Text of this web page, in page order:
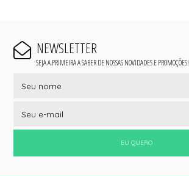
NEWSLETTER
SEJA A PRIMEIRA A SABER DE NOSSAS NOVIDADES E PROMOÇÕES!
EU QUERO